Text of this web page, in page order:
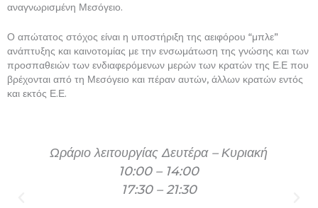
αναγνωρισμένη Μεσόγειο.
Ο απώτατος στόχος είναι η υποστήριξη της αειφόρου “μπλε”
ανάπτυξης και καινοτομίας με την ενσωμάτωση της γνώσης και των
προσπαθειών των ενδιαφερόμενων μερών των κρατών της Ε.Ε που
βρέχονται από τη Μεσόγειο και πέραν αυτών, άλλων κρατών εντός
και εκτός Ε.Ε.
Ωράριο λειτουργίας Δευτέρα – Κυριακή
10:00 – 14:00
17:30 – 21:30​